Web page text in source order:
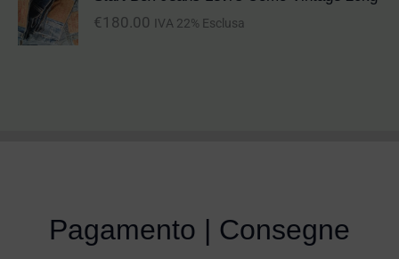
€ 180.00 IVA 22% Esclusa
Pagamento | Consegne